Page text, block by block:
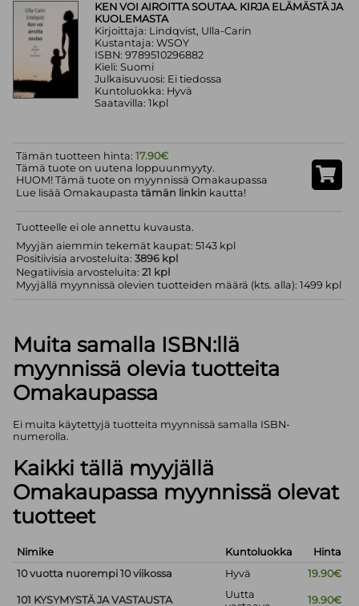
KEN VOI AIROITTA SOUTAA. KIRJA ELÄMÄSTÄ JA
KUOLEMASTA
Kirjoittaja: Lindqvist, Ulla-Carin
Kustantaja: WSOY
ISBN: 9789510296882
Kieli: Suomi
Julkaisuvuosi: Ei tiedossa
Kuntoluokka: Hyvä
Saatavilla: 1kpl
Tämän tuotteen hinta:17.90€
Tämä tuote on uutena loppuunmyyty.
HUOM! Tämä tuote on myynnissä Omakaupassa
Lue lisää Omakaupastatämän linkin kautta!
Tuotteelle ei ole annettu kuvausta.
Myyjän aiemmin tekemät kaupat: 5143 kpl
Positiivisia arvosteluita:3896 kpl
Negatiivisia arvosteluita:21 kpl
Myyjällä myynnissä olevien tuotteiden määrä (kts. alla): 1499 kpl
Muita samalla ISBN:llä
myynnissä olevia tuotteita
Omakaupassa
Ei muita käytettyjä tuotteita myynnissä samalla ISBN-
numerolla.
Kaikki tällä myyjällä
Omakaupassa myynnissä olevat
tuotteet
Nimike Kuntoluokka
Hinta
10 vuotta nuorempi 10 viikossa
Hyvä 19.90€
101 KYSYMYSTÄ JA VASTAUSTA
Uutta
19.90€